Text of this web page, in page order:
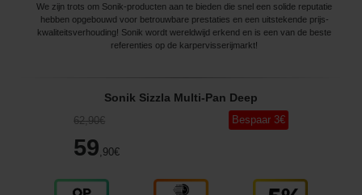
We zijn trots om Sonik-producten aan te bieden die snel een solide reputatie
hebben opgebouwd voor betrouwbare prestaties en een uitstekende prijs-
kwaliteitsverhouding! Sonik wordt wereldwijd erkend en is een van de beste
referenties op de karpervisserijmarkt!
Sonik Sizzla Multi-Pan Deep
62,90€
59 ,90€
Bespaar 3€